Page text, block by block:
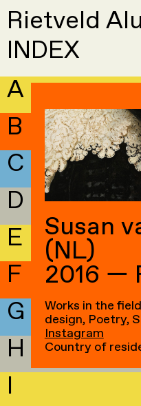
Rietveld
INDEX
A
B
C
D
E
F
G
H
I
Susan
(NL)
2016 —
Works in the
design, Poetry,
Instagram
Country of